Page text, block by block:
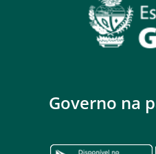
Governo na